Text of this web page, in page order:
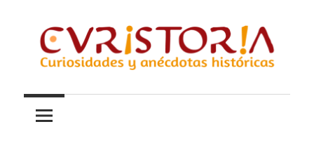
contenido
Curistoria
y
anécdotas